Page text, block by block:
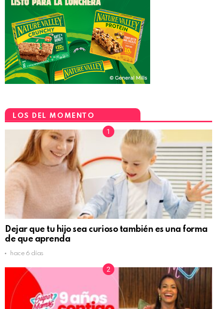
LOS DEL MOMENTO
Dejar que tu hijo sea curioso también es una forma
de que aprenda
hace 6 días